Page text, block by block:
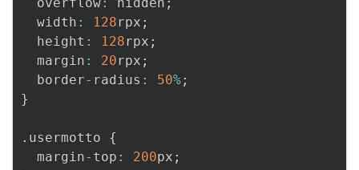
  width
: 128rpx ;
  height
: 128rpx ;
  margin
: 20rpx ;
  border
- radius : 50%;
}
. usermotto {
  margin
- top : 200px ;